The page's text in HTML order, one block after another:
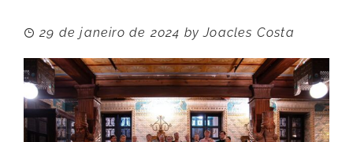
29 de janeiro de 2024 byJoacles Costa